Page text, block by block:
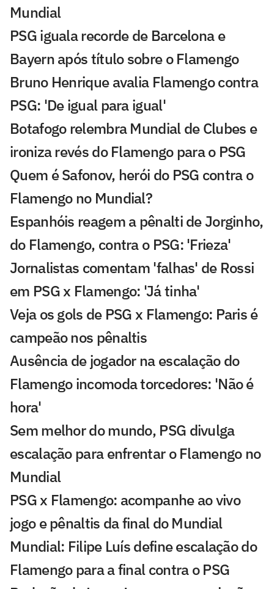
Mundial
PSG iguala recorde de Barcelona e
Bayern após título sobre o Flamengo
Bruno Henrique avalia Flamengo contra
PSG: 'De igual para igual'
Botafogo relembra Mundial de Clubes e
ironiza revés do Flamengo para o PSG
Quem é Safonov, herói do PSG contra o
Flamengo no Mundial?
Espanhóis reagem a pênalti de Jorginho,
do Flamengo, contra o PSG: 'Frieza'
Jornalistas comentam 'falhas' de Rossi
em PSG x Flamengo: 'Já tinha'
Veja os gols de PSG x Flamengo: Paris é
campeão nos pênaltis
Ausência de jogador na escalação do
Flamengo incomoda torcedores: 'Não é
hora'
Sem melhor do mundo, PSG divulga
escalação para enfrentar o Flamengo no
Mundial
PSG x Flamengo: acompanhe ao vivo
jogo e pênaltis da final do Mundial
Mundial: Filipe Luís define escalação do
Flamengo para a final contra o PSG